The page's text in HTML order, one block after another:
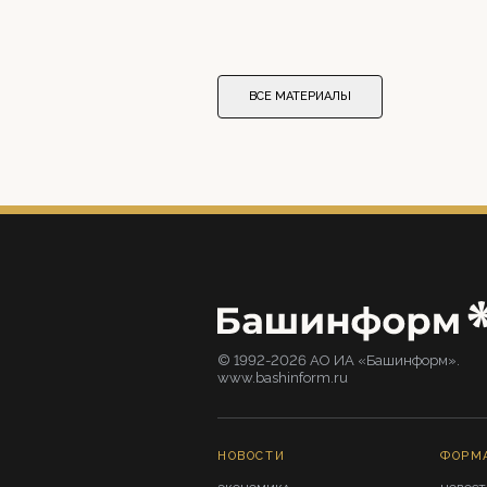
ВСЕ МАТЕРИАЛЫ
© 1992-2026 АО ИА «Башинформ».
www.bashinform.ru
НОВОСТИ